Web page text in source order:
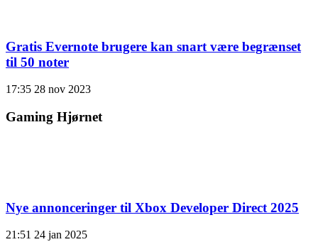
Gratis Evernote brugere kan snart være begrænset
til 50 noter
17:35 28 nov 2023
Gaming Hjørnet
Nye annonceringer til Xbox Developer Direct 2025
21:51 24 jan 2025